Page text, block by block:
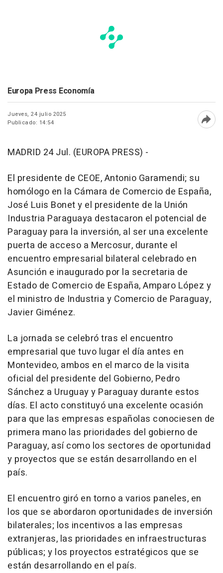
Europa Press Economía
Jueves, 24 julio 2025
Publicado: 14:54
MADRID 24 Jul. (EUROPA PRESS) -
El presidente de CEOE, Antonio Garamendi; su
homólogo en la Cámara de Comercio de España,
José Luis Bonet y el presidente de la Unión
Industria Paraguaya destacaron el potencial de
Paraguay para la inversión, al ser una excelente
puerta de acceso a Mercosur, durante el
encuentro empresarial bilateral celebrado en
Asunción e inaugurado por la secretaria de
Estado de Comercio de España, Amparo López y
el ministro de Industria y Comercio de Paraguay,
Javier Giménez.
La jornada se celebró tras el encuentro
empresarial que tuvo lugar el día antes en
Montevideo, ambos en el marco de la visita
oficial del presidente del Gobierno, Pedro
Sánchez a Uruguay y Paraguay durante estos
días. El acto constituyó una excelente ocasión
para que las empresas españolas conociesen de
primera mano las prioridades del gobierno de
Paraguay, así como los sectores de oportunidad
y proyectos que se están desarrollando en el
país.
El encuentro giró en torno a varios paneles, en
los que se abordaron oportunidades de inversión
bilaterales; los incentivos a las empresas
extranjeras, las prioridades en infraestructuras
públicas; y los proyectos estratégicos que se
están desarrollando en el país.